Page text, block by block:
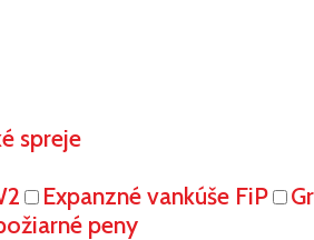
spreje
Expanzné vankúše FiP
peny